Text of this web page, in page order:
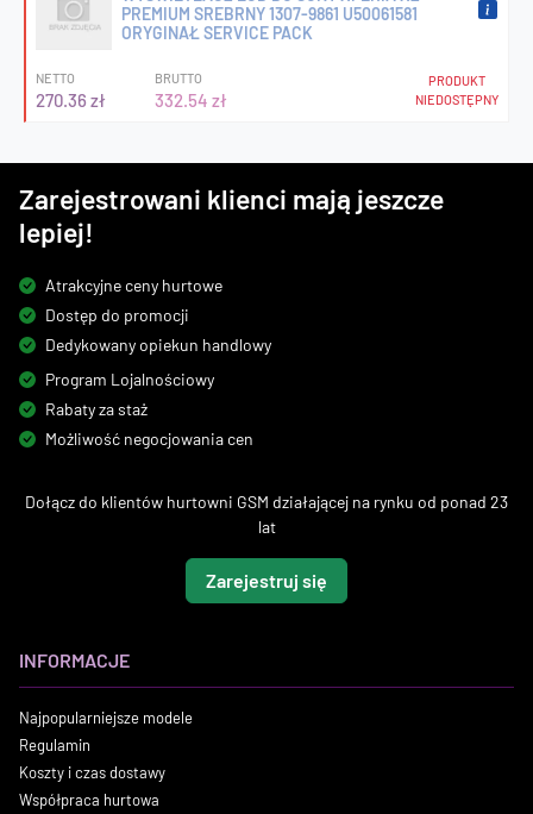
PREMIUM SREBRNY 1307-9861 U50061581
ORYGINAŁ SERVICE PACK
NETTO
270.36 zł
BRUTTO
332.54 zł
PRODUKT
NIEDOSTĘPNY
Zarejestrowani klienci mają jeszcze
lepiej!
Atrakcyjne ceny hurtowe
Dostęp do promocji
Dedykowany opiekun handlowy
Program Lojalnościowy
Rabaty za staż
Możliwość negocjowania cen
Dołącz do klientów hurtowni GSM działającej na rynku od ponad 23
lat
Zarejestruj się
INFORMACJE
Najpopularniejsze modele
Regulamin
Koszty i czas dostawy
Współpraca hurtowa